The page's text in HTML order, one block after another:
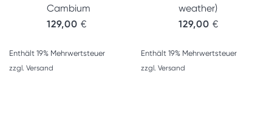
Cambium
129,00 €
Enthält 19% Mehrwertsteuer
zzgl. Versand
weather)
129,00 €
Enthält 19% Mehrwertsteuer
zzgl. Versand